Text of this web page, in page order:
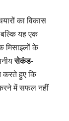
का विकास
यह एक
मिसाइलों के
सेकंड-
करते हुए कि
करने में सफल नहीं